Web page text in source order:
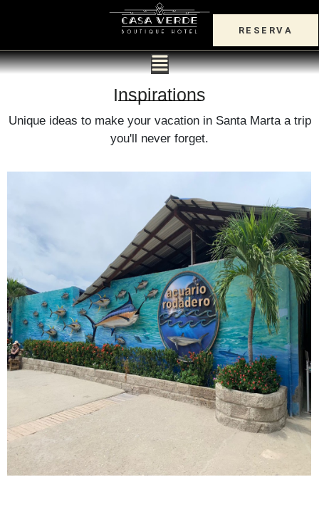
RESERVA
Inspirations
Unique ideas to make your vacation in Santa Marta a trip
you'll never forget.